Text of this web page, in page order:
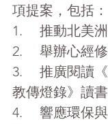
項提案，包括：
1.     推動北美
2.     舉辦心經
3.     推廣閱
教傳燈錄》讀書
4.     響應環